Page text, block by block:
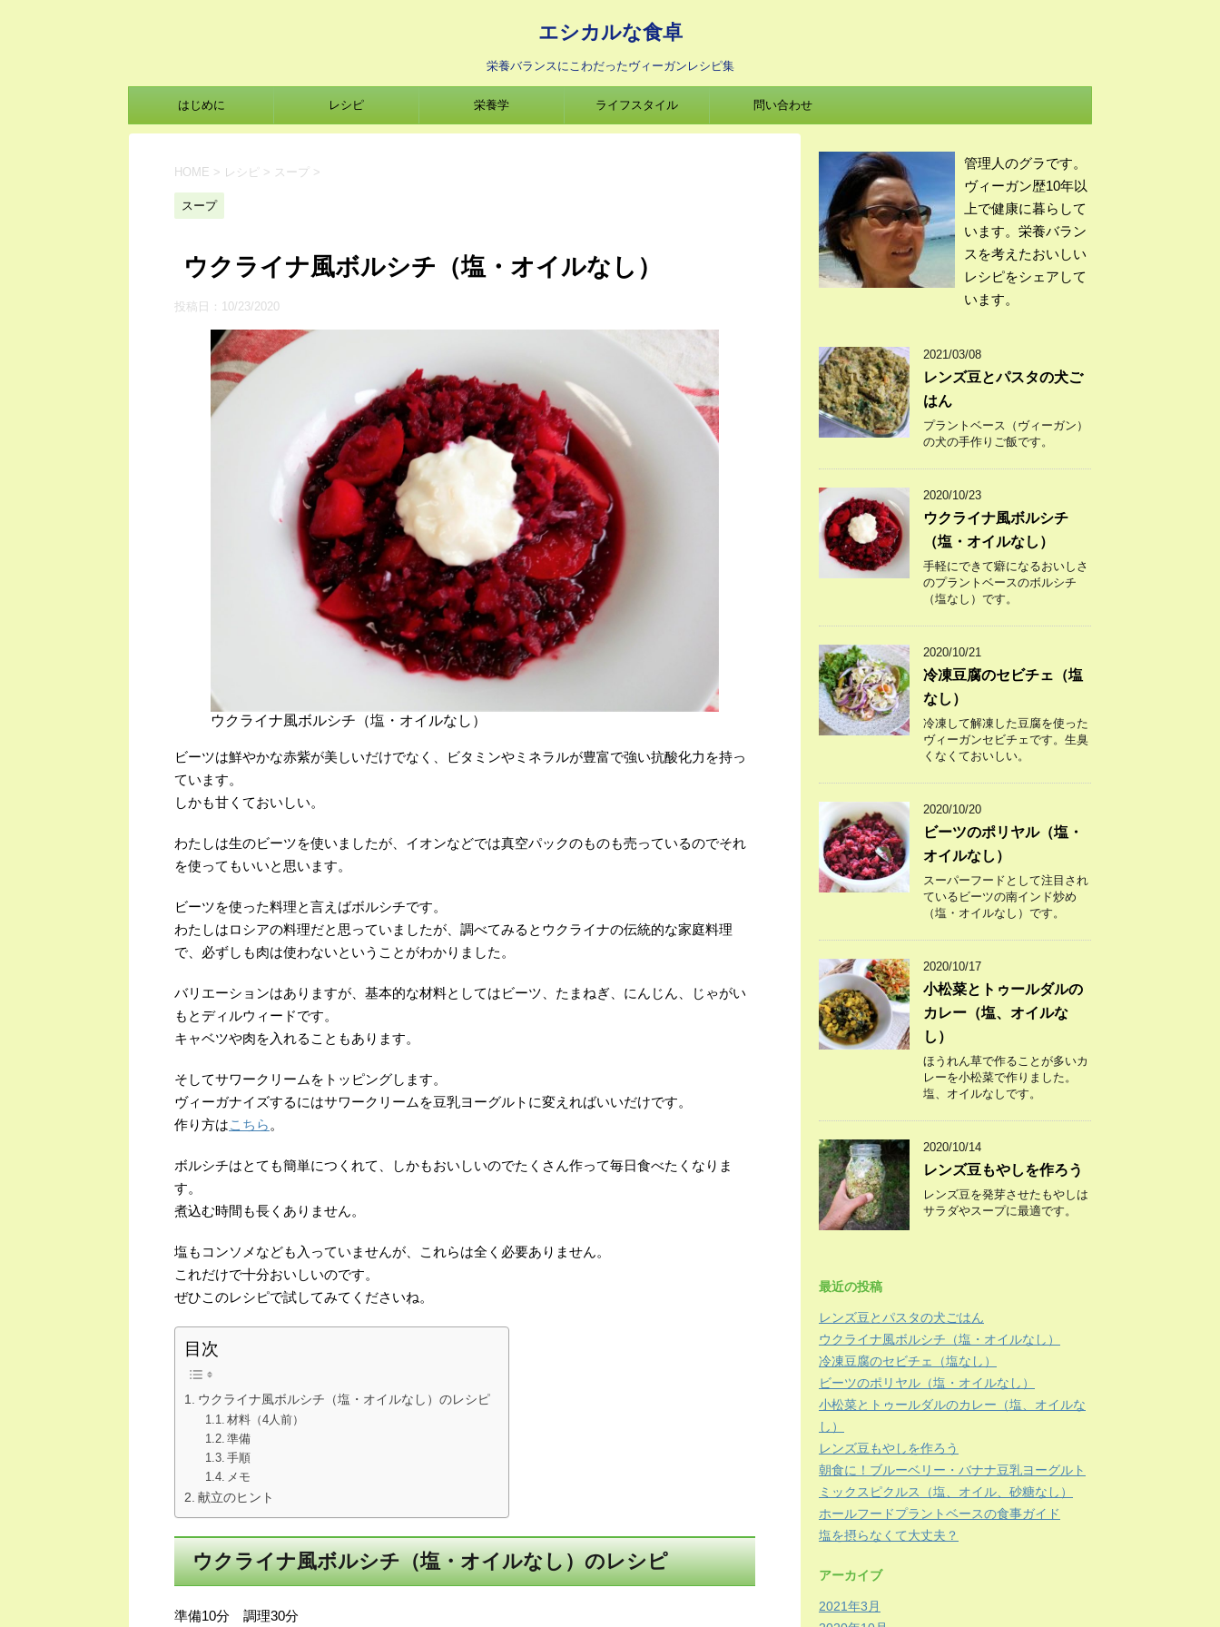
エシカルな食卓
栄養バランスにこわだったヴィーガンレシピ集
はじめに レシピ 栄養学 ライフスタイル 問い合わせ
HOME > レシピ > スープ >
スープ
ウクライナ風ボルシチ（塩・オイルなし）
投稿日： 10/23/2020
ウクライナ風ボルシチ（塩・オイルなし）
ビーツは鮮やかな赤紫が美しいだけでなく、ビタミンやミネラルが豊富で強い抗酸化力を持っ
ています。
しかも甘くておいしい。
わたしは生のビーツを使いましたが、イオンなどでは真空パックのものも売っているのでそれ
を使ってもいいと思います。
ビーツを使った料理と言えばボルシチです。
わたしはロシアの料理だと思っていましたが、調べてみるとウクライナの伝統的な家庭料理
で、必ずしも肉は使わないということがわかりました。
バリエーションはありますが、基本的な材料としてはビーツ、たまねぎ、にんじん、じゃがい
もとディルウィードです。
キャベツや肉を入れることもあります。
そしてサワークリームをトッピングします。
ヴィーガナイズするにはサワークリームを豆乳ヨーグルトに変えればいいだけです。
作り方はこちら 。
ボルシチはとても簡単につくれて、しかもおいしいのでたくさん作って毎日食べたくなりま
す。
煮込む時間も長くありません。
塩もコンソメなども入っていませんが、これらは全く必要ありません。
これだけで十分おいしいのです。
ぜひこのレシピで試してみてくださいね。
目次
ウクライナ風ボルシチ（塩・オイルなし）のレシピ
材料（4人前）
準備
手順
メモ
献立のヒント
ウクライナ風ボルシチ（塩・オイルなし）のレシピ
準備10分 調理30分
管理人のグラです。
ヴィーガン歴10年以
上で健康に暮らして
います。栄養バラン
スを考えたおいしい
レシピをシェアして
います。
2021/03/08
レンズ豆とパスタの犬ご
はん
プラントベース（ヴィーガン）
の犬の手作りご飯です。
2020/10/23
ウクライナ風ボルシチ
（塩・オイルなし）
手軽にできて癖になるおいしさ
のプラントベースのボルシチ
（塩なし）です。
2020/10/21
冷凍豆腐のセビチェ（塩
なし）
冷凍して解凍した豆腐を使った
ヴィーガンセビチェです。生臭
くなくておいしい。
2020/10/20
ビーツのポリヤル（塩・
オイルなし）
スーパーフードとして注目され
ているビーツの南インド炒め
（塩・オイルなし）です。
2020/10/17
小松菜とトゥールダルの
カレー（塩、オイルな
し）
ほうれん草で作ることが多いカ
レーを小松菜で作りました。
塩、オイルなしです。
2020/10/14
レンズ豆もやしを作ろう
レンズ豆を発芽させたもやしは
サラダやスープに最適です。
最近の投稿
レンズ豆とパスタの犬ごはん
ウクライナ風ボルシチ（塩・オイルなし）
冷凍豆腐のセビチェ（塩なし）
ビーツのポリヤル（塩・オイルなし）
小松菜とトゥールダルのカレー（塩、オイルな
し）
レンズ豆もやしを作ろう
朝食に！ブルーベリー・バナナ豆乳ヨーグルト
ミックスピクルス（塩、オイル、砂糖なし）
ホールフードプラントベースの食事ガイド
塩を摂らなくて大丈夫？
アーカイブ
2021年3月